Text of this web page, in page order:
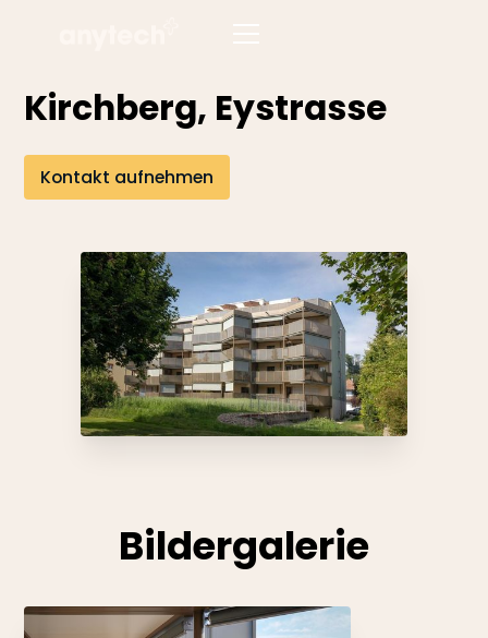
Kirchberg, Eystrasse
Kontakt aufnehmen
Bildergalerie